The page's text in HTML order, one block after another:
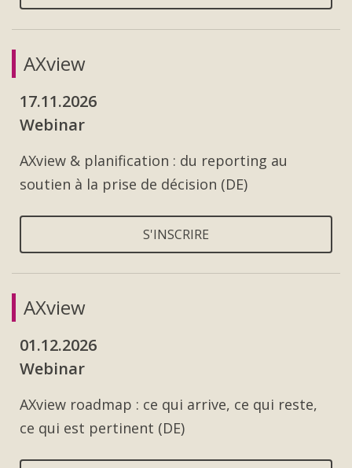
AXview
17.11.2026
Webinar
AXview & planification : du reporting au
soutien à la prise de décision (DE)
S'INSCRIRE
AXview
01.12.2026
Webinar
AXview roadmap : ce qui arrive, ce qui reste,
ce qui est pertinent (DE)